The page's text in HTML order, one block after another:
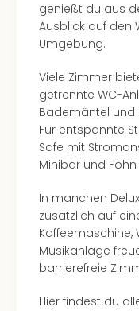
genießt du aus
Ausblick auf den
Umgebung.
Viele Zimmer
getrennte WC-
Bademäntel und
Für entspannte
Safe mit
Minibar und
In manchen
zusätzlich auf
Kaffeemaschine,
Musikanlage
barrierefreie
Hier findest du